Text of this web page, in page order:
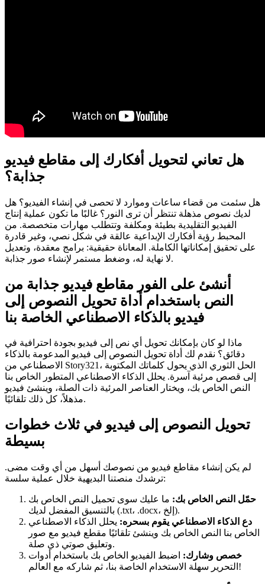
هل تعاني لتحويل أفكارك إلى مقاطع فيديو
جذابة؟
هل سئمت من قضاء ساعات وموارد لا تحصى في إنشاء الفيديو؟ هل
لديك نصوص مذهلة تنتظر أن ترى النور؟ غالبًا ما تكون عملية إنتاج
الفيديو التقليدية بطيئة ومكلفة وتتطلب مهارات متخصصة. من
المحبط رؤية أفكارك الإبداعية عالقة في شكل نصي، وغير قادرة
على تحقيق إمكاناتها الكاملة. المعاناة حقيقية: برامج معقدة، وتعديل
لا نهاية له، وضغط مستمر لإنشاء صور جذابة.
أنشئ على الفور مقاطع فيديو جذابة من
النص باستخدام أداة تحويل النصوص إلى
فيديو بالذكاء الاصطناعي الخاصة بنا
ماذا لو كان بإمكانك تحويل أي نص إلى فيديو بجودة احترافية في
دقائق؟ نقدم لك أداة تحويل النصوص إلى فيديو المدعومة بالذكاء
الاصطناعي من Story321، الحل الثوري الذي يحول كلماتك المكتوبة
إلى قصص مرئية آسرة. يحلل الذكاء الاصطناعي المتطور الخاص بنا
النص الخاص بك، ويختار العناصر المرئية ذات الصلة، وينشئ فيديو
مذهلاً، كل ذلك تلقائيًا.
تحويل النصوص إلى فيديو في ثلاث خطوات
بسيطة
لم يكن إنشاء مقاطع فيديو من نصوصك أسهل من أي وقت مضى.
ترشدك منصتنا البديهية خلال عملية سلسة:
حمّل النص الخاص بك: ما عليك سوى تحميل النص الخاص بك
بالتنسيق المفضل لديك (.txt، .docx، إلخ).
دع الذكاء الاصطناعي يقوم بسحره: يحلل الذكاء الاصطناعي
الخاص بنا النص الخاص بك وينشئ تلقائيًا مقطع فيديو مع صور
وتعليق صوتي ذي صلة.
خصص وشارك: اضبط الفيديو الخاص بك باستخدام أدوات
التحرير سهلة الاستخدام الخاصة بنا، ثم شاركه مع العالم!